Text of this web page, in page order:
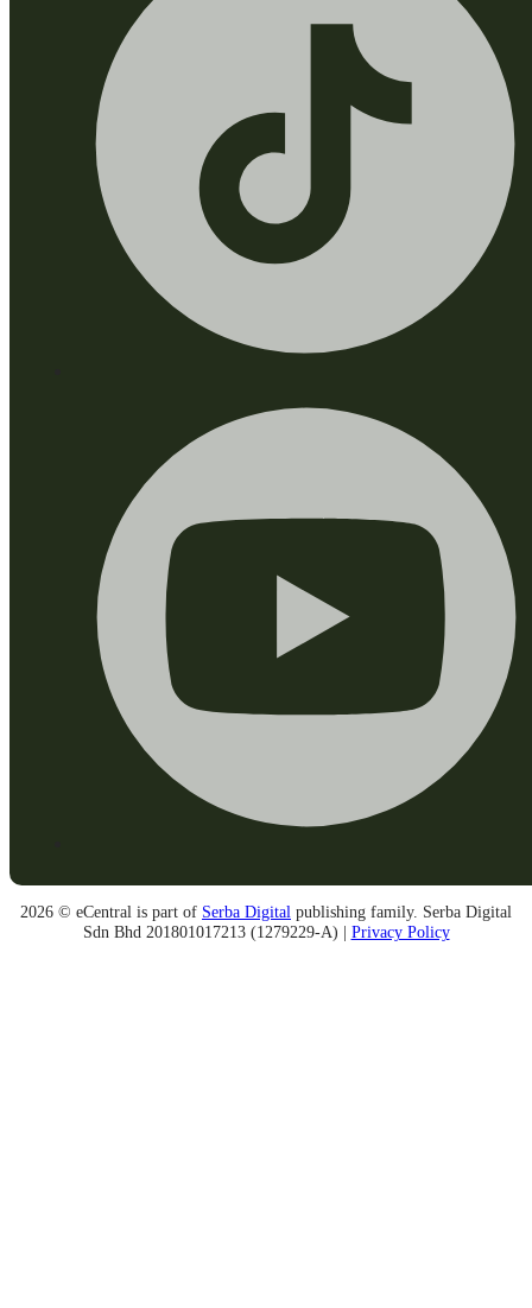
2026 © eCentral is part of Serba Digital publishing family. Serba Digital
Sdn Bhd 201801017213 (1279229-A) | Privacy Policy